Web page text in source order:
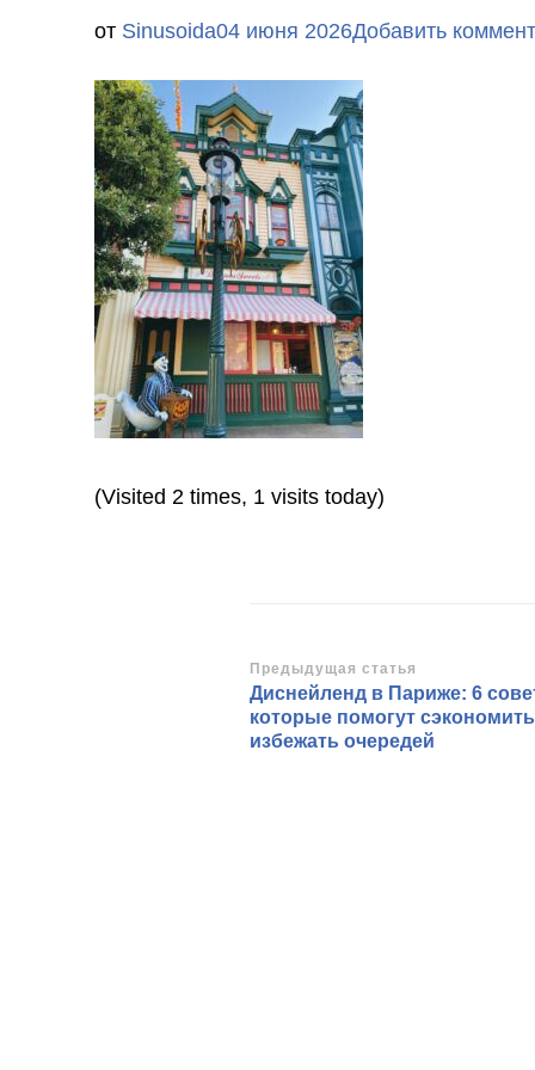
от Sinusoida04 июня 2026Добавить
(Visited 2 times, 1 visits today)
Навигация
по
записям
Предыдущая статья
Диснейленд в Париже: 6
которые помогут
избежать очередей